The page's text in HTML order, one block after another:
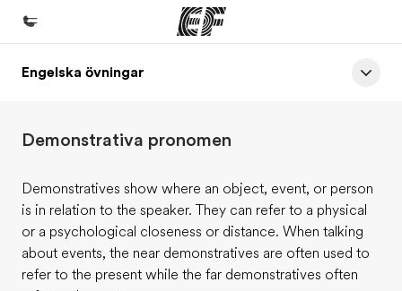
Hem
Program
Kontor
Hitta ett kontor nära dig
Om oss
Engelska övningar
Demonstrativa pronomen
Demonstratives show where an object, event, or person
is in relation to the speaker. They can refer to a physical
or a psychological closeness or distance. When talking
about events, the near demonstratives are often used to
refer to the present while the far demonstratives often